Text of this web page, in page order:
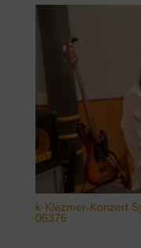
k-Klezmer-Konzert
06376